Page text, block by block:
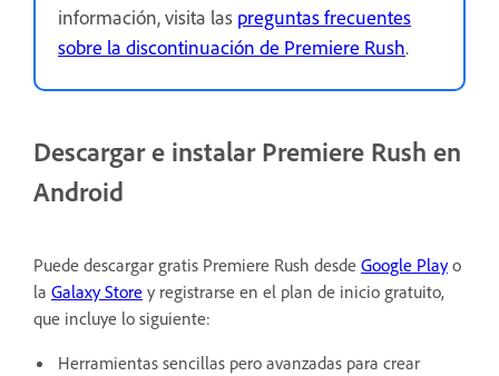
información, visita las preguntas frecuentes
sobre la discontinuación de Premiere Rush.
Descargar e instalar Premiere Rush en
Android
Puede descargar gratis Premiere Rush desde Google Playo
la Galaxy Store y registrarse en el plan de inicio gratuito,
que incluye lo siguiente:
Herramientas sencillas pero avanzadas para crear